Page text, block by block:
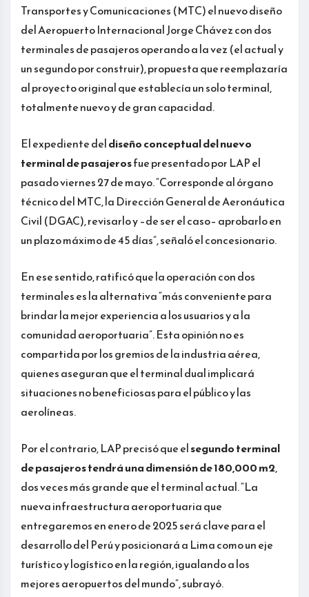
Transportes y Comunicaciones (MTC) el nuevo diseño
del Aeropuerto Internacional Jorge Chávez con dos
terminales de pasajeros operando a la vez (el actual y
un segundo por construir), propuesta que reemplazaría
al proyecto original que establecía un solo terminal,
totalmente nuevo y de gran capacidad.
El expediente deldiseño conceptual del nuevo
terminal de pasajerosfue presentado por LAP el
pasado viernes 27 de mayo. “Corresponde al órgano
técnico del MTC, la Dirección General de Aeronáutica
Civil (DGAC), revisarlo y –de ser el caso– aprobarlo en
un plazo máximo de 45 días”, señaló el concesionario.
En ese sentido, ratificó que la operación con dos
terminales es la alternativa “más conveniente para
brindar la mejor experiencia a los usuarios y a la
comunidad aeroportuaria”. Esta opinión no es
compartida por los gremios de la industria aérea,
quienes aseguran que el terminal dual implicará
situaciones no beneficiosas para el público y las
aerolíneas.
Por el contrario, LAP precisó que elsegundo terminal
de pasajeros tendrá una dimensión de 180,000 m2,
dos veces más grande que el terminal actual. “La
nueva infraestructura aeroportuaria que
entregaremos en enero de 2025 será clave para el
desarrollo del Perú y posicionará a Lima como un eje
turístico y logístico en la región, igualando a los
mejores aeropuertos del mundo”, subrayó.